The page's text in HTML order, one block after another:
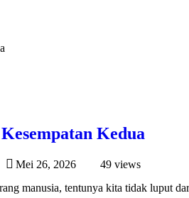
Kesempatan Kedua
Mei 26, 2026 49 views
manusia, tentunya kita tidak luput